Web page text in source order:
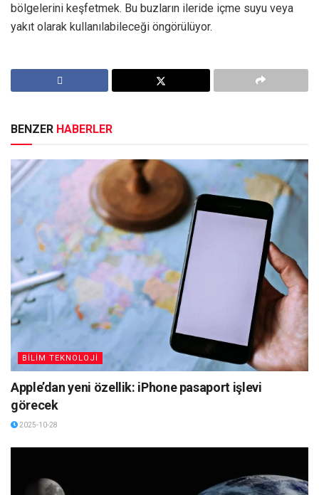
bölgelerini keşfetmek. Bu buzların ileride içme suyu veya
yakıt olarak kullanılabileceği öngörülüyor.
BENZER HABERLER
BİLİM TEKNOLOJİ
Apple’dan yeni özellik: iPhone pasaport işlevi
görecek
2025-10-28